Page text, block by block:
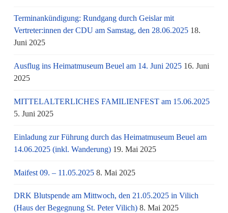
Terminankündigung: Rundgang durch Geislar mit
Vertreter:innen der CDU am Samstag, den 28.06.2025 18.
Juni 2025
Ausflug ins Heimatmuseum Beuel am 14. Juni 2025 16. Juni
2025
MITTELALTERLICHES FAMILIENFEST am 15.06.2025
5. Juni 2025
Einladung zur Führung durch das Heimatmuseum Beuel am
14.06.2025 (inkl. Wanderung) 19. Mai 2025
Maifest 09. – 11.05.2025 8. Mai 2025
DRK Blutspende am Mittwoch, den 21.05.2025 in Vilich
(Haus der Begegnung St. Peter Vilich) 8. Mai 2025